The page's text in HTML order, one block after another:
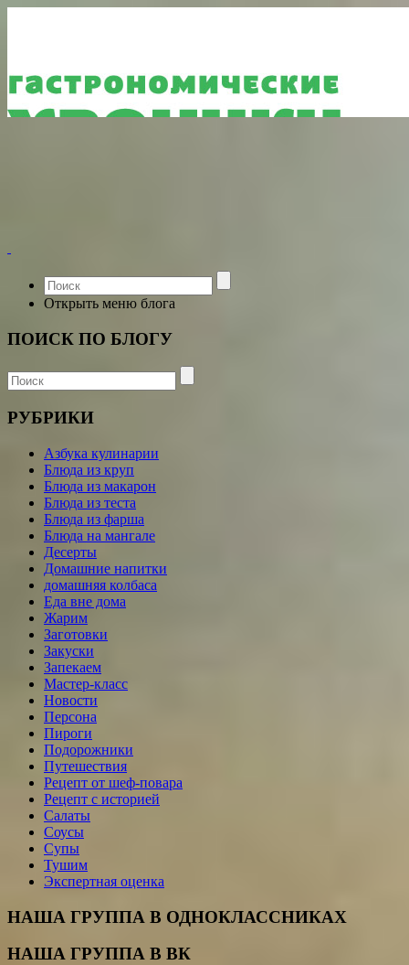
Открыть меню блога
ПОИСК ПО БЛОГУ
РУБРИКИ
Азбука кулинарии
Блюда из круп
Блюда из макарон
Блюда из теста
Блюда из фарша
Блюда на мангале
Десерты
Домашние напитки
домашняя колбаса
Еда вне дома
Жарим
Заготовки
Закуски
Запекаем
Мастер-класс
Новости
Персона
Пироги
Подорожники
Путешествия
Рецепт от шеф-повара
Рецепт с историей
Салаты
Соусы
Супы
Тушим
Экспертная оценка
НАША ГРУППА В ОДНОКЛАССНИКАХ
НАША ГРУППА В ВК